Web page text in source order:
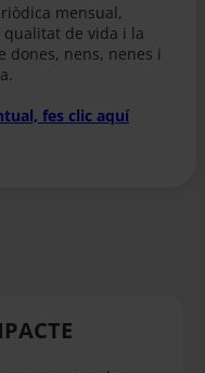
mensual,
de vida i la
dones, nens, nenes i
fes clic aquí